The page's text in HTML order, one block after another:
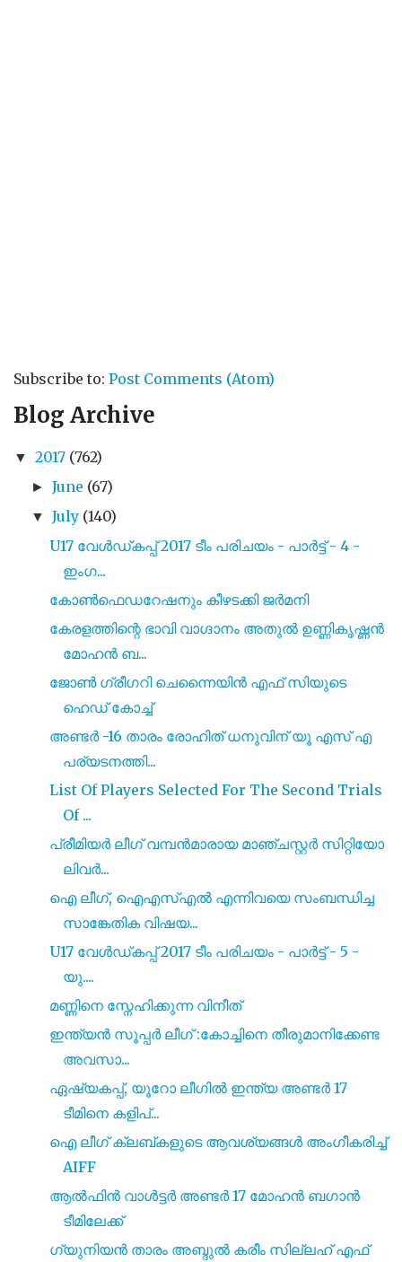
Subscribe to: Post Comments (Atom)
Blog Archive
▼ 2017 (762)
►June (67)
▼ July (140)
U17 വേൾഡ്കപ്പ് 2017 ടീം പരിചയം - പാർട്ട് - 4 -
ഇംഗ...
കോണ്‍ഫെഡറേഷനും കീഴടക്കി ജർമനി
കേരളത്തിന്റെ ഭാവി വാഗ്ദാനം അതുൽ ഉണ്ണികൃഷ്ണൻ
മോഹൻ ബ...
ജോൺ ഗ്രീഗറി ചെന്നൈയിൻ എഫ് സിയുടെ
ഹെഡ് കോച്ച്
അണ്ടർ -16 താരം രോഹിത് ധനുവിന് യൂ എസ്‌ എ
പര്യടനത്തി...
List Of Players Selected For The Second Trials
Of ...
പ്രീമിയർ ലീഗ് വമ്പൻമാരായ മാഞ്ചസ്റ്റർ സിറ്റിയോ
ലിവർ...
ഐ ലീഗ്, ഐഎസ്എൽ എന്നിവയെ സംബന്ധിച്ച
സാങ്കേതിക വിഷയ...
U17 വേൾഡ്കപ്പ് 2017 ടീം പരിചയം - പാർട്ട് - 5 -
യു....
മണ്ണിനെ സ്നേഹിക്കുന്ന വിനീത്
ഇന്ത്യൻ സൂപ്പർ ലീഗ് :കോച്ചിനെ തീരുമാനിക്കേണ്ട
അവസാ...
ഏഷ്യകപ്പ്, യൂറോ ലീഗിൽ ഇന്ത്യ അണ്ടർ 17
ടീമിനെ കളിപ്...
ഐ ലീഗ് ക്ലബ്കളുടെ ആവശ്യങ്ങൾ അംഗീകരിച്ച്
AIFF
ആൽഫിൻ വാൾട്ടർ അണ്ടർ 17 മോഹൻ ബഗാൻ
ടീമിലേക്ക്
ഗ്യുനിയൻ താരം അബ്ദുൽ കരീം സില്ലഹ് എഫ്